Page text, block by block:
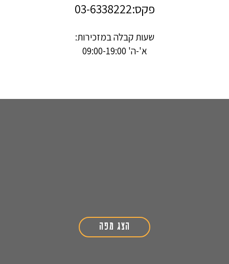
פקס:03-6338222
שעות קבלה במזכירות:
א'-ה' 09:00-19:00
הצג מפה